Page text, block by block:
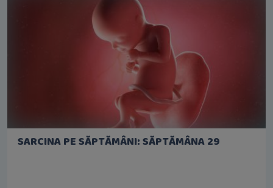
SARCINA PE SĂPTĂMÂNI: SĂPTĂMÂNA 29